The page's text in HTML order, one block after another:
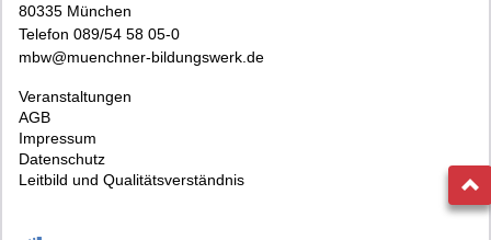
80335 München
Telefon 089/54 58 05-0
mbw@muenchner-bildungswerk.de
Veranstaltungen
AGB
Impressum
Datenschutz
Leitbild und Qualitätsverständnis